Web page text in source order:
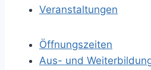
Veranstaltungen
Öffnungszeiten
Aus- und